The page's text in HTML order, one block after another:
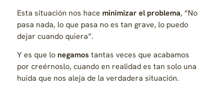
Esta situación nos hace minimizar el problema, “No
pasa nada, lo que pasa no es tan grave, lo puedo
dejar cuando quiera”.
Y es que lo negamos tantas veces que acabamos
por creérnoslo, cuando en realidad es tan solo una
huida que nos aleja de la verdadera situación.